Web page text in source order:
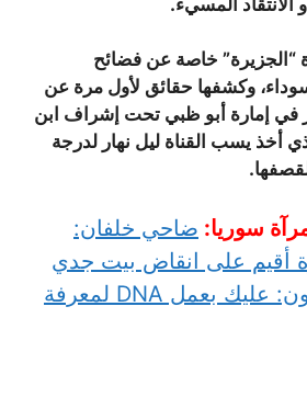
“الجزيرة” خاصة عن فضائح
وكشفها حقائق لأول مرة عن
في إمارة أبو ظبي تحت إشراف ابن
أخذ يسب القناة ليل نهار لدرجة
سوريا: ضاحي خلفان:
أقيم على انقاض بيت جدي
.. ونشطاء ساخرون: عليك بعمل DNA لمعرفة